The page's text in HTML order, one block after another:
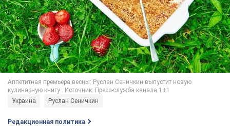
Украина Руслан Сеничкин
Редакционная политика